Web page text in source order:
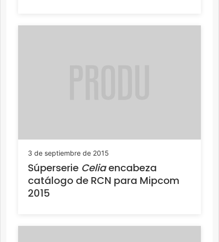
3 de septiembre de 2015
Súperserie Celiaencabeza
catálogo de RCN para Mipcom
2015